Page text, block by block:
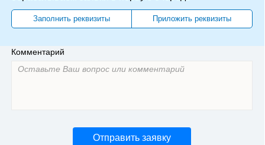
Заполнить реквизиты Приложить реквизиты
Комментарий
Отправить заявку